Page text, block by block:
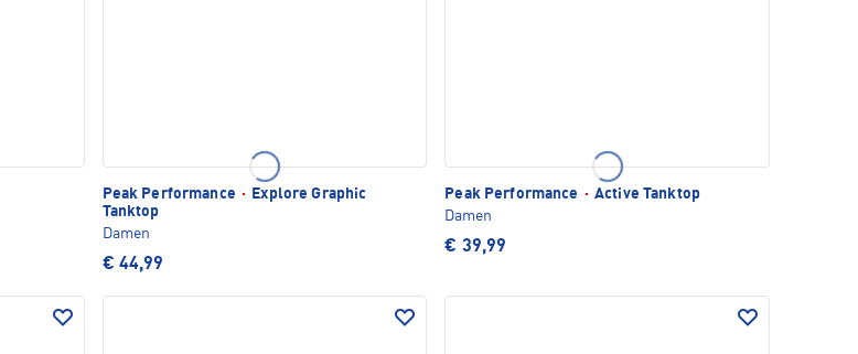
Peak Performance ·
Explore Graphic
Tanktop
Damen
€ 44,99
Peak Performance · Active Tanktop
Damen
€ 39,99